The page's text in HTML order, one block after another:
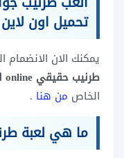
تحميل اون لاين
يمكنك الان الانضمام
طرنيب حقيقي online للكمبيوتر
الخاص من هنا .
ما هي لعبة